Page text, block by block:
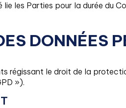
les Parties pour la durée du
DONNÉES
régissant le droit de la
»).